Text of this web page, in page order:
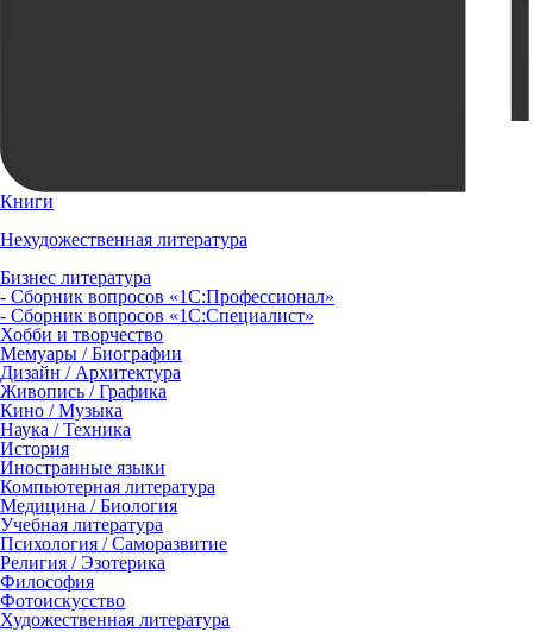
Книги
Нехудожественная литература
Бизнес литература
- Сборник вопросов «1С:Профессионал»
- Сборник вопросов «1С:Специалист»
Хобби и творчество
Мемуары / Биографии
Дизайн / Архитектура
Живопись / Графика
Кино / Музыка
Наука / Техника
История
Иностранные языки
Компьютерная литература
Медицина / Биология
Учебная литература
Психология / Саморазвитие
Религия / Эзотерика
Философия
Фотоискусство
Художественная литература